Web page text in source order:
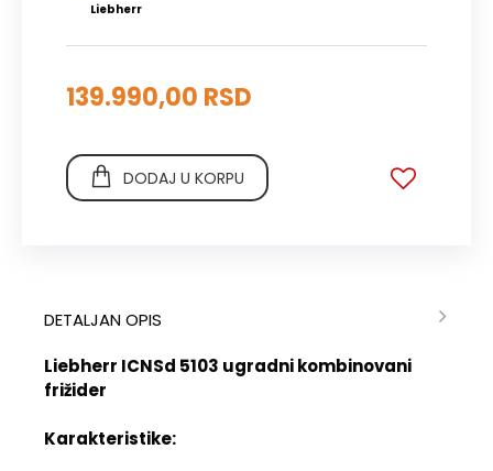
Liebherr
139.990,00 RSD
DODAJ U KORPU
DETALJAN OPIS
Liebherr ICNSd 5103 ugradni kombinovani
frižider
Karakteristike: